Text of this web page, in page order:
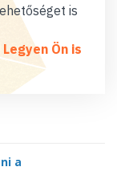
is
Legyen Ön is
a